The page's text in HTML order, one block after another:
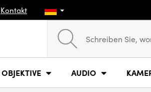
Kontakt
OBJEKTIVE AUDIO